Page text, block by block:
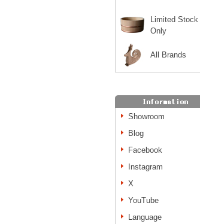
Limited Stock
Only
All Brands
Showroom
Blog
Facebook
Instagram
X
YouTube
Language